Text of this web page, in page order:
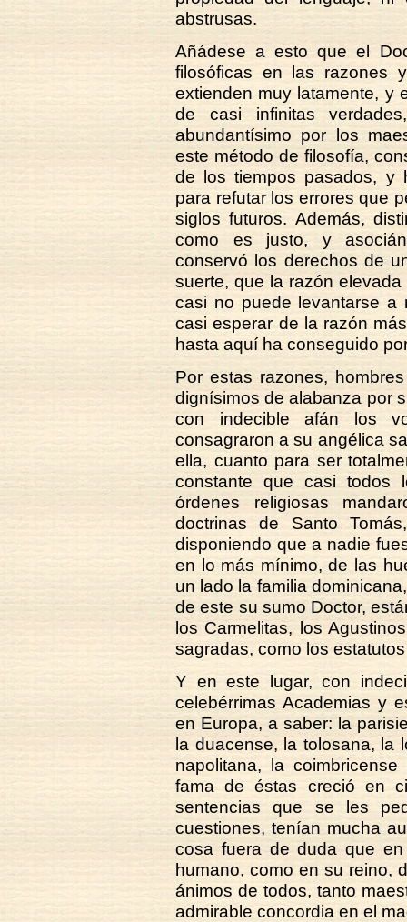
abstrusas.
Añádese a esto que el
filosóficas en las razones
extienden muy latamente, y
de casi infinitas
abundantísimo por los
este método de filosofía,
de los tiempos pasados, y
para refutar los errores que
siglos futuros. Además,
como es justo, y
conservó los derechos de
suerte, que la razón
casi no puede levantarse a
casi esperar de la razón
hasta aquí ha conseguido
Por estas razones,
dignísimos de alabanza por
con indecible afán los
consagraron a su angélica
ella, cuanto para ser
constante que casi todos
órdenes religiosas
doctrinas de Santo
disponiendo que a nadie
en lo más mínimo, de las
un lado la familia
de este su sumo Doctor,
los Carmelitas, los
sagradas, como los
Y en este lugar, con
celebérrimas Academias y
en Europa, a saber: la
la duacense, la tolosana, la
napolitana, la
fama de éstas creció en
sentencias que se les
cuestiones, tenían mucha
cosa fuera de duda que
humano, como en su reino,
ánimos de todos, tanto
admirable concordia en el